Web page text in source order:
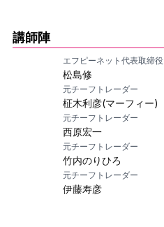
講師陣
エフピーネット代表取締役
松島修
元チーフトレーダー
柾木利彦(マーフィー)
元チーフトレーダー
西原宏一
元チーフトレーダー
竹内のりひろ
元チーフトレーダー
伊藤寿彦